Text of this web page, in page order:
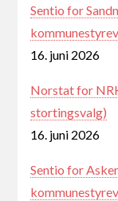
Sentio for
16. juni 2026
Norstat for
stortingsvalg)
16. juni 2026
Sentio for